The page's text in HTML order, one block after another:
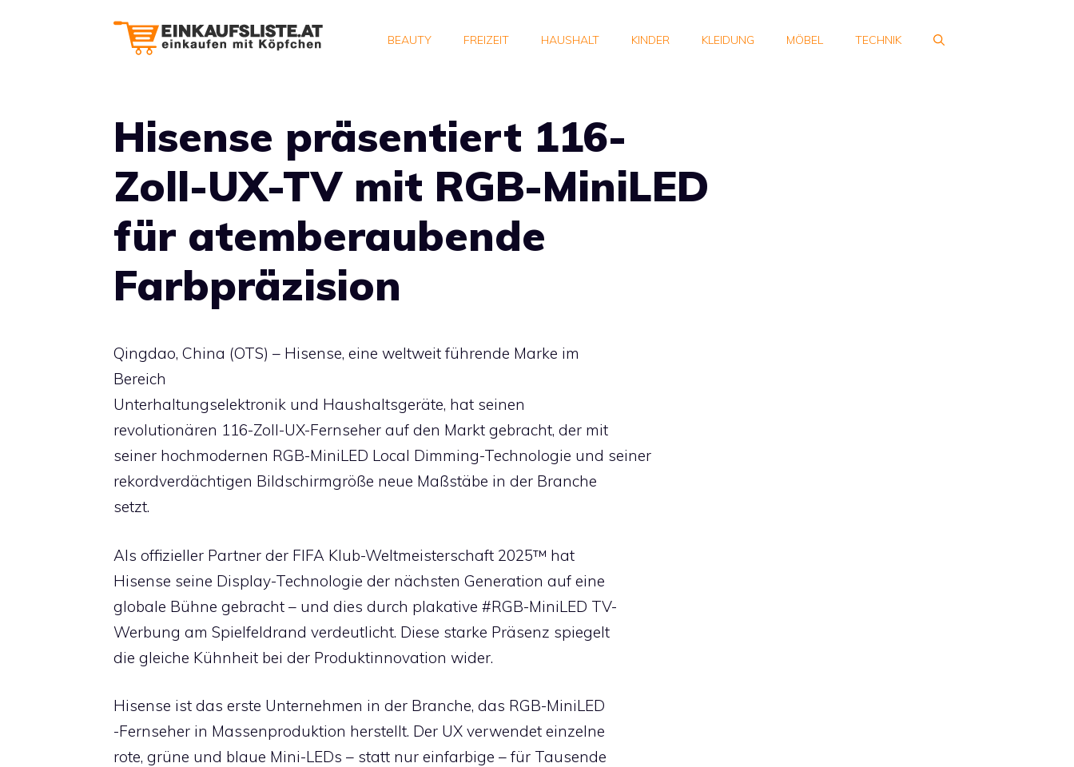
BEAUTY FREIZEIT HAUSHALT KINDER KLEIDUNG MÖBEL TECHNIK
Hisense präsentiert 116-
Zoll-UX-TV mit RGB-MiniLED
für atemberaubende
Farbpräzision
Qingdao, China (OTS) – Hisense, eine weltweit führende Marke im
Bereich
Unterhaltungselektronik und Haushaltsgeräte, hat seinen
revolutionären 116-Zoll-UX-Fernseher auf den Markt gebracht, der mit
seiner hochmodernen RGB-MiniLED Local Dimming-Technologie und seiner
rekordverdächtigen Bildschirmgröße neue Maßstäbe in der Branche
setzt.
Als offizieller Partner der FIFA Klub-Weltmeisterschaft 2025™ hat
Hisense seine Display-Technologie der nächsten Generation auf eine
globale Bühne gebracht – und dies durch plakative #RGB-MiniLED TV-
Werbung am Spielfeldrand verdeutlicht. Diese starke Präsenz spiegelt
die gleiche Kühnheit bei der Produktinnovation wider.
Hisense ist das erste Unternehmen in der Branche, das RGB-MiniLED
-Fernseher in Massenproduktion herstellt. Der UX verwendet einzelne
rote, grüne und blaue Mini-LEDs – statt nur einfarbige – für Tausende